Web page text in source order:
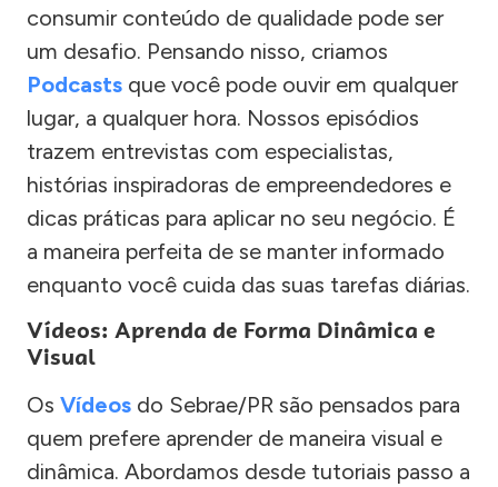
consumir conteúdo de qualidade pode ser
um desafio. Pensando nisso, criamos
Podcasts que você pode ouvir em qualquer
lugar, a qualquer hora. Nossos episódios
trazem entrevistas com especialistas,
histórias inspiradoras de empreendedores e
dicas práticas para aplicar no seu negócio. É
a maneira perfeita de se manter informado
enquanto você cuida das suas tarefas diárias.
Vídeos: Aprenda de Forma Dinâmica e
Visual
Os Vídeos do Sebrae/PR são pensados para
quem prefere aprender de maneira visual e
dinâmica. Abordamos desde tutoriais passo a